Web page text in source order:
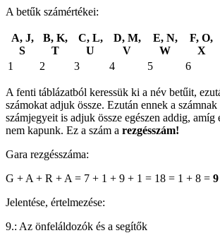
A betűk számértékei:
A, J,
S
B, K,
T
C, L,
U
D, M,
V
E, N,
W
F, O,
X
1
2 3 4 5 6
A fenti táblázatból keressük ki a név betűit,
számokat adjuk össze. Ezután ennek a számnak
számjegyeit is adjuk össze egészen addig, amíg
nem kapunk. Ez a szám a rezgésszám!
Gara rezgésszáma:
G + A + R + A = 7 + 1 + 9 + 1 = 18 = 1 + 8 = 9
Jelentése, értelmezése:
9.: Az önfeláldozók és a segítők